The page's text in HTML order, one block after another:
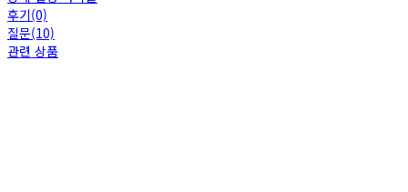
후기(0)
질문(10)
관련 상품